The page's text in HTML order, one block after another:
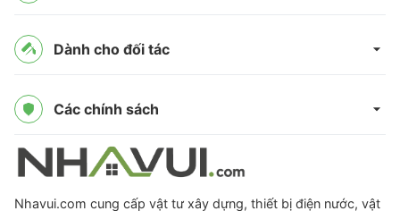
Dành cho đối tác
Các chính sách
Nhavui.com cung cấp vật tư xây dựng, thiết bị điện nước, vật